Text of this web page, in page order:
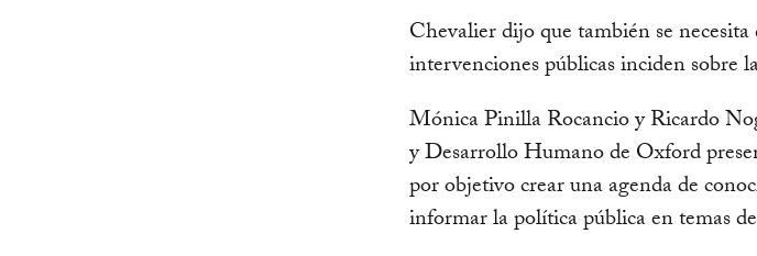
Chevalier dijo que también se
intervenciones públicas inciden sobre
Mónica Pinilla Rocancio y Ricardo
y Desarrollo Humano de Oxford
por objetivo crear una agenda de
informar la política pública en temas